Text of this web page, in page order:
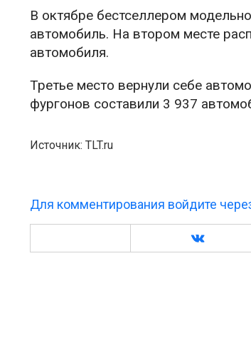
В октябре бестселлером
автомобиль. На втором месте
автомобиля.
Третье место вернули себе
фургонов составили 3 937
Источник: TLT.ru
Для комментирования войдите